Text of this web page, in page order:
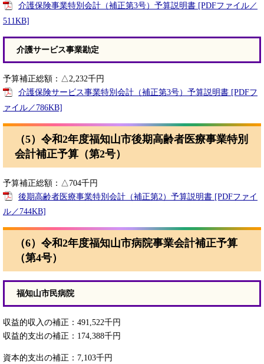
介護保険事業特別会計（補正第3号）予算説明書 [PDFファイル／
511KB]
介護サービス事業勘定
予算補正総額：△2,232千円
介護保険サービス事業特別会計（補正第3号）予算説明書 [PDFフ
ァイル／786KB]
（5）令和2年度福知山市後期高齢者医療事業特別
会計補正予算（第2号）
予算補正総額：△704千円
後期高齢者医療事業特別会計（補正第2）予算説明書 [PDFファイ
ル／744KB]
（6）令和2年度福知山市病院事業会計補正予算
（第4号）
福知山市民病院
収益的収入の補正：491,522千円
収益的支出の補正：174,388千円
資本的支出の補正：7,103千円